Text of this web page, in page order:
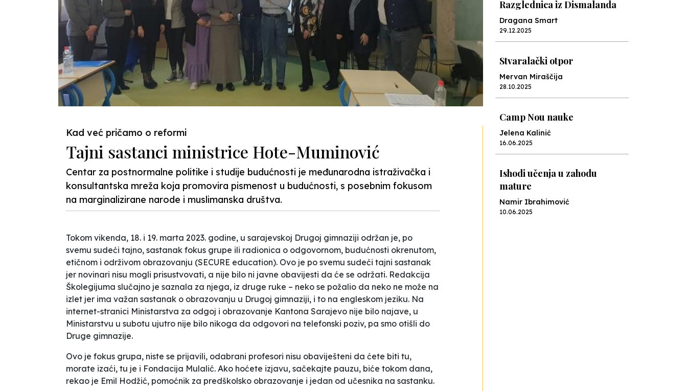
Kad već pričamo o reformi
Tajni sastanci ministrice Hote-Muminović
Centar za postnormalne politike i studije budućnosti je međunarodna istraživačka i
konsultantska mreža koja promovira pismenost u budućnosti, s posebnim fokusom
na marginalizirane narode i muslimanska društva.
Tokom vikenda, 18. i 19. marta 2023. godine, u sarajevskoj Drugoj gimnaziji održan je, po
svemu sudeći tajno, sastanak fokus grupe ili radionica o odgovornom, budućnosti okrenutom,
etičnom i održivom obrazovanju (SECURE education). Ovo je po svemu sudeći tajni sastanak
jer novinari nisu mogli prisustvovati, a nije bilo ni javne obavijesti da će se održati. Redakcija
Školegijuma slučajno je saznala za njega, iz druge ruke – neko se požalio da neko ne može na
izlet jer ima važan sastanak o obrazovanju u Drugoj gimnaziji, i to na engleskom jeziku. Na
internet-stranici Ministarstva za odgoj i obrazovanje Kantona Sarajevo nije bilo najave, u
Ministarstvu u subotu ujutro nije bilo nikoga da odgovori na telefonski poziv, pa smo otišli do
Druge gimnazije.
Ovo je fokus grupa, niste se prijavili, odabrani profesori nisu obaviješteni da ćete biti tu,
morate izaći, tu je i Fondacija Mulalić. Ako hoćete izjavu, sačekajte pauzu, biće tokom dana,
rekao je Emil Hodžić, pomoćnik za predškolsko obrazovanje i jedan od učesnika na sastanku.
Razglednica iz Dismalanda
Dragana Smart
29.12.2025
Stvaralački otpor
Mervan Miraščija
28.10.2025
Camp Nou nauke
Jelena Kalinić
16.06.2025
Ishodi učenja u zahodu
mature
Namir Ibrahimović
10.06.2025